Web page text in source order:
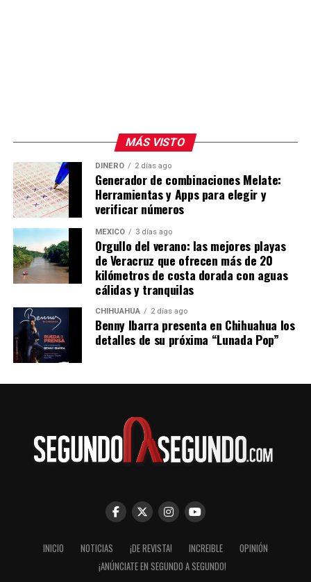
MÁS VISTO
DINERO 2 días ago
Generador de combinaciones Melate:
Herramientas y Apps para elegir y
verificar números
MÉXICO 3 días ago
Orgullo del verano: las mejores playas
de Veracruz que ofrecen más de 20
kilómetros de costa dorada con aguas
cálidas y tranquilas
CHIHUAHUA 2 días ago
Benny Ibarra presenta en Chihuahua los
detalles de su próxima “Lunada Pop”
INICIO NOTICIAS ¡DE REVISTA! INCREIBLE
OPINIÓN
¡ANÚNCIATE EN SEGUNDO A SEGUNDO!